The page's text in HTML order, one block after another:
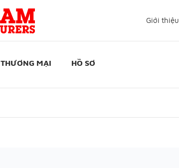
Giới thiệu
THƯƠNG MẠI HỒ SƠ